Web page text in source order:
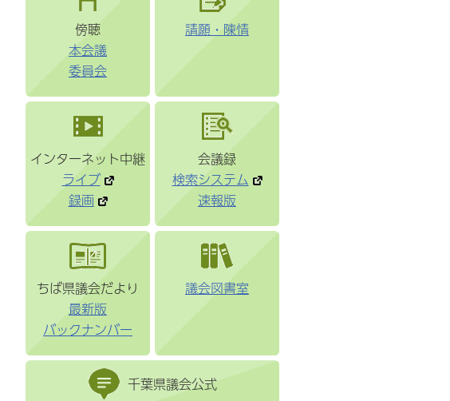
傍聴
本会議
委員会
請願・陳情
インターネット中継
ライブ
録画
会議録
検索システム
速報版
ちば県議会だより
最新版
バックナンバー
議会図書室
千葉県議会公式